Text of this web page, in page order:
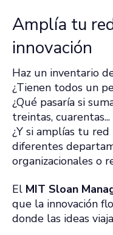
Amplía tu
innovación
Haz un inventario
¿Tienen todos un
¿Qué pasaría si
treintas,
¿Y si amplías tu
diferentes
organizacionales o
El MIT Sloan
que la innovación
donde las ideas